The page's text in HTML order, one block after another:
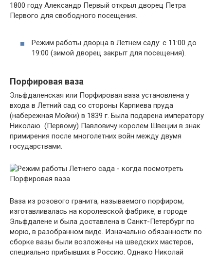
1800 году Александр Первый открыл дворец Петра
Первого для свободного посещения.
Режим работы дворца в Летнем саду: с 11:00 до
19:00 (зимой дворец закрыт для посещения).
Порфировая ваза
Эльфдаленская или Порфировая ваза установлена у
входа в Летний сад со стороны Карпиева пруда
(набережная Мойки) в 1839 г. Была подарена императору
Николаю (Первому) Павловичу королем Швеции в знак
примирения после многолетних войн между двумя
государствами.
Ваза из розового гранита, называемого порфиром,
изготавливалась на королевской фабрике, в городе
Эльфдалене и была доставлена в Санкт-Петербург по
морю, в разобранном виде. Изначально обязанности по
сборке вазы были возложены на шведских мастеров,
специально прибывших в Россию. Однако Николай